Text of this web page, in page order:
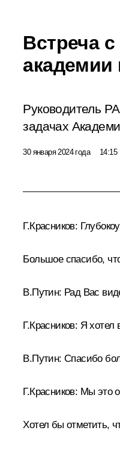
Встреча
академии
Руководитель
задачах
30 января 2024 года 14:15
Г.Красников:
Большое спасибо,
В.Путин: Рад Вас
Г.Красников: Я хотел
В.Путин: Спасибо
Г.Красников: Мы это
Хотел бы отметить,